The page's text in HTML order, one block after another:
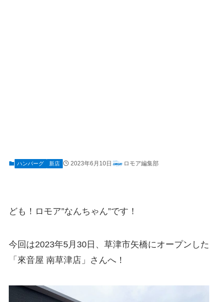
ハンバーグ 新店 2023年6月10日 ロモア編集部
ども！ロモア”なんちゃん”です！
今回は2023年5月30日、草津市矢橋にオープンした
「來音屋 南草津店」さんへ！